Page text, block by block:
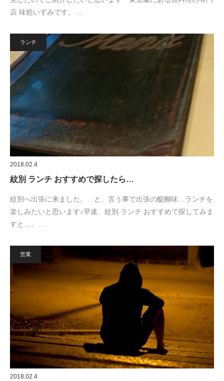
店 味処いずみです。…
ランチ
2018.02.4
紋別 ランチ おすすめで探したら…
紋別へ出張に来ました。…と、言う事で出張の醍醐味…ランチを
楽しみたいと思います♪早速、紋別 ランチ おすすめで探してみま
すと…。…
営業
2018.02.4